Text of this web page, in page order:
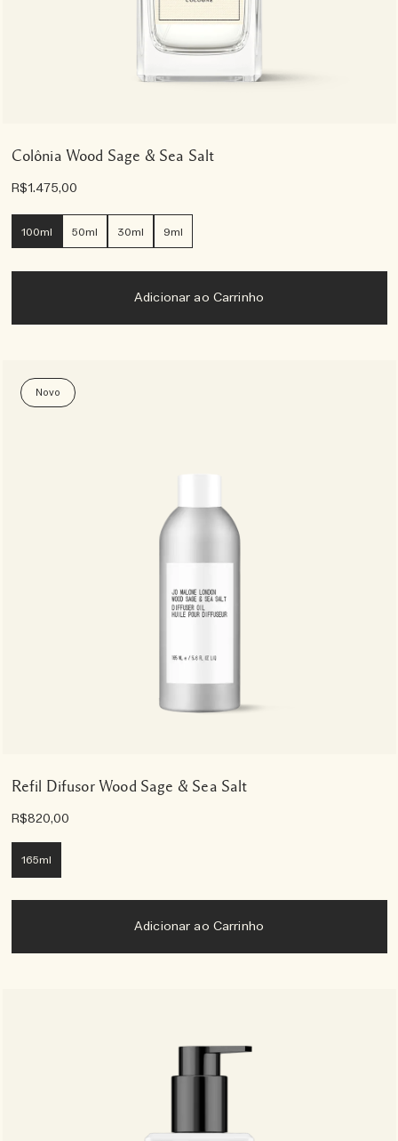
Colônia Wood Sage & Sea Salt
R$1.475,00
100ml 50ml 30ml 9ml
Adicionar ao Carrinho
Novo
Refil Difusor Wood Sage & Sea Salt
R$820,00
165ml
Adicionar ao Carrinho